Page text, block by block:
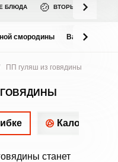
БЛЮДА 🍲 ВТОРЫЕ БЛЮДА
смородины Варенье из
ПП гуляш из говядины
станет